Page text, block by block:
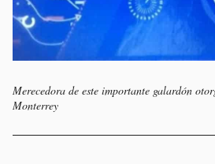
Merecedora de este importante galardón
Monterrey